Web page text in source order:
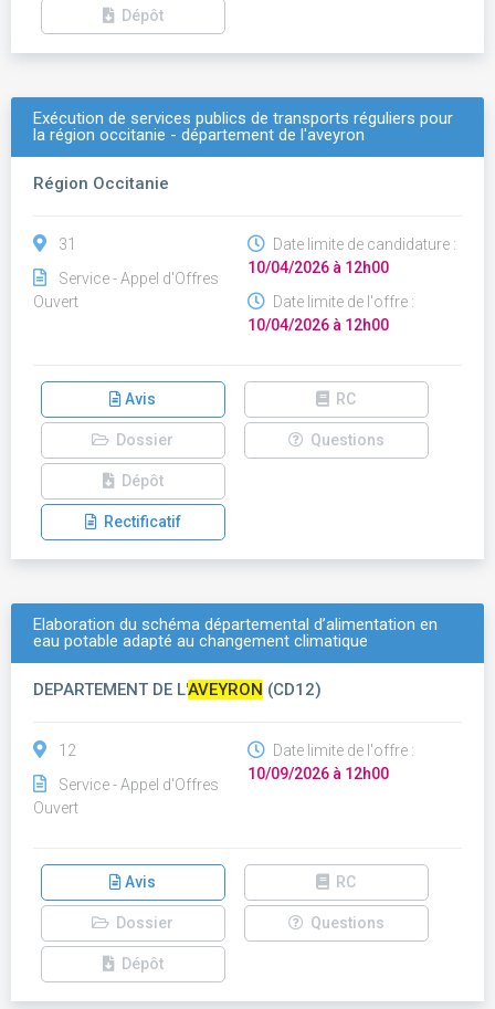
Dépôt
Exécution de services publics de transports réguliers pour
la région occitanie - département de l'aveyron
Région Occitanie
31
Service - Appel d'Offres
Ouvert
Date limite de candidature :
10/04/2026 à 12h00
Date limite de l'offre :
10/04/2026 à 12h00
Avis RC
Dossier Questions
Dépôt
Rectificatif
Elaboration du schéma départemental d’alimentation en
eau potable adapté au changement climatique
DEPARTEMENT DE L'AVEYRON (CD12)
12
Service - Appel d'Offres
Ouvert
Date limite de l'offre :
10/09/2026 à 12h00
Avis RC
Dossier Questions
Dépôt